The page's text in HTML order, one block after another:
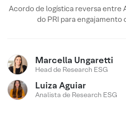
Acordo de logística reversa entre
do PRI para engajamento
Marcella Ungaretti
Head de Research ESG
Luiza Aguiar
Analista de Research ESG